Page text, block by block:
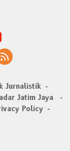
Jurnalistik
Jatim Jaya
Policy